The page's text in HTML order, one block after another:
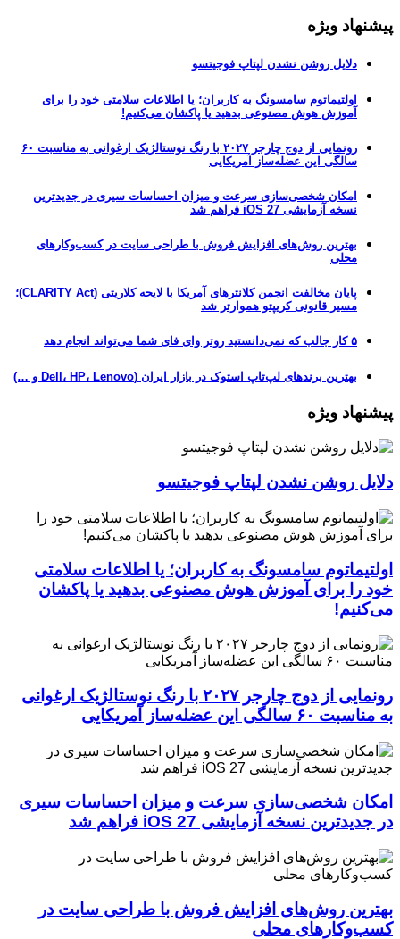
پیشنهاد ویژه
دلایل روشن نشدن لپتاپ فوجیتسو
اولتیماتوم سامسونگ به کاربران؛ یا اطلاعات سلامتی خود را برای
آموزش هوش مصنوعی بدهید یا پاکشان می‌کنیم!
رونمایی از دوج چارجر ۲۰۲۷ با رنگ نوستالژیک ارغوانی به مناسبت ۶۰
سالگی این عضله‌ساز آمریکایی
امکان شخصی‌سازی سرعت و میزان احساسات سیری در جدیدترین
نسخه آزمایشی iOS 27 فراهم شد
بهترین روش‌های افزایش فروش با طراحی سایت در کسب‌وکارهای
محلی
پایان مخالفت انجمن کلانترهای آمریکا با لایحه کلاریتی (CLARITY Act)؛
مسیر قانونی کریپتو هموارتر شد
۵ کار جالب که نمی‌دانستید روتر وای فای شما می‌تواند انجام دهد
بهترین برندهای لپ‌تاپ استوک در بازار ایران (Dell، HP، Lenovo و …)
پیشنهاد ویژه
دلایل روشن نشدن لپتاپ فوجیتسو
اولتیماتوم سامسونگ به کاربران؛ یا اطلاعات سلامتی
خود را برای آموزش هوش مصنوعی بدهید یا پاکشان
می‌کنیم!
رونمایی از دوج چارجر ۲۰۲۷ با رنگ نوستالژیک ارغوانی
به مناسبت ۶۰ سالگی این عضله‌ساز آمریکایی
امکان شخصی‌سازی سرعت و میزان احساسات سیری
در جدیدترین نسخه آزمایشی iOS 27 فراهم شد
بهترین روش‌های افزایش فروش با طراحی سایت در
کسب‌وکارهای محلی